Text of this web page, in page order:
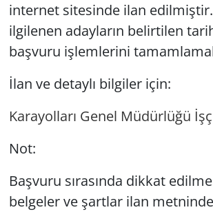
internet sitesinde ilan
ilgilenen adayların belirtilen
başvuru işlemlerini
İlan ve detaylı bilgiler için:
Karayolları Genel Müdürlüğü İşçi
Not:
Başvuru sırasında dikkat
belgeler ve şartlar ilan metninde